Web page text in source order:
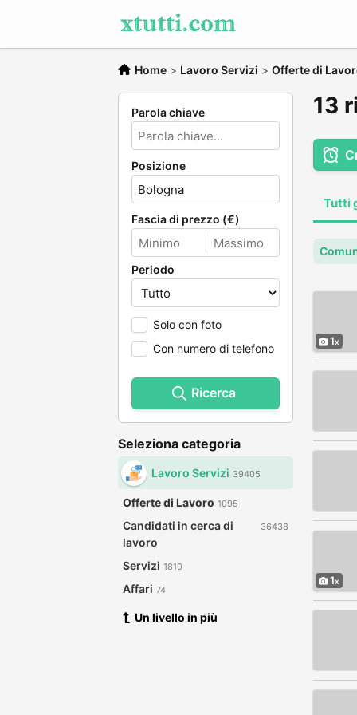
Home > Lavoro Servizi > Offerte di
Parola chiave
Posizione
Fascia di prezzo (€)
Periodo
Solo con foto
Con numero di telefono
Ricerca
Seleziona categoria
Lavoro Servizi 39405
Offerte di Lavoro 1095
Candidati in cerca di
lavoro
36438
Servizi 1810
Affari 74
Un livello in più
13
Tutti
1
1